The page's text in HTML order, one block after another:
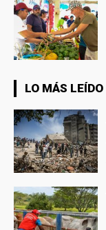
LO MÁS LEÍDO